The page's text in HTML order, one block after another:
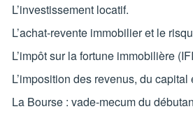
L’investissement locatif.
L’achat-revente immobilier et le
L’impôt sur la fortune immobilière
L’imposition des revenus, du
La Bourse : vade-mecum du